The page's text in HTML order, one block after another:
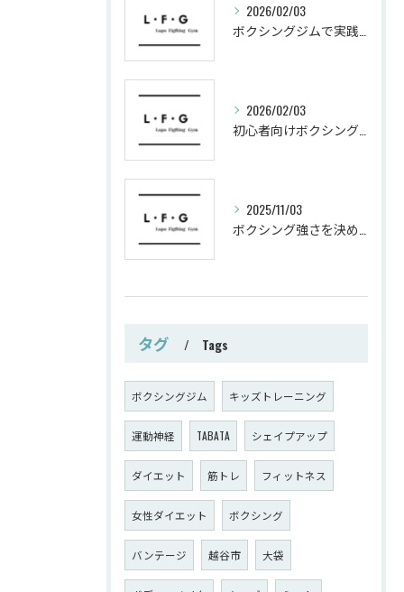
2026/02/03
2026/02/03
2025/11/03
タグ Tags
ボクシングジム キッズトレーニング
運動神経 TABATA シェイプアップ
ダイエット 筋トレ フィットネス
女性ダイエット ボクシング
バンテージ 越谷市 大袋